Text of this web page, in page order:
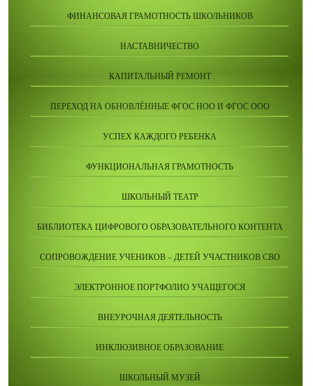
ФИНАНСОВАЯ ГРАМОТНОСТЬ ШКОЛЬНИКОВ
НАСТАВНИЧЕСТВО
КАПИТАЛЬНЫЙ РЕМОНТ
ПЕРЕХОД НА ОБНОВЛЁННЫЕ ФГОС НОО И ФГОС ООО
УСПЕХ КАЖДОГО РЕБЕНКА
ФУНКЦИОНАЛЬНАЯ ГРАМОТНОСТЬ
ШКОЛЬНЫЙ ТЕАТР
БИБЛИОТЕКА ЦИФРОВОГО ОБРАЗОВАТЕЛЬНОГО КОНТЕНТА
СОПРОВОЖДЕНИЕ УЧЕНИКОВ – ДЕТЕЙ УЧАСТНИКОВ СВО
ЭЛЕКТРОННОЕ ПОРТФОЛИО УЧАЩЕГОСЯ
ВНЕУРОЧНАЯ ДЕЯТЕЛЬНОСТЬ
ИНКЛЮЗИВНОЕ ОБРАЗОВАНИЕ
ШКОЛЬНЫЙ МУЗЕЙ